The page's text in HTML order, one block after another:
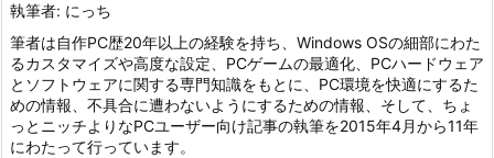
執筆者: にっち
筆者は自作PC歴20年以上の経験を持ち、Windows OSの細部にわた
るカスタマイズや高度な設定、PCゲームの最適化、PCハードウェア
とソフトウェアに関する専門知識をもとに、PC環境を快適にするた
めの情報、不具合に遭わないようにするための情報、そして、ちょ
っとニッチよりなPCユーザー向け記事の執筆を2015年4月から11年
にわたって行っています。